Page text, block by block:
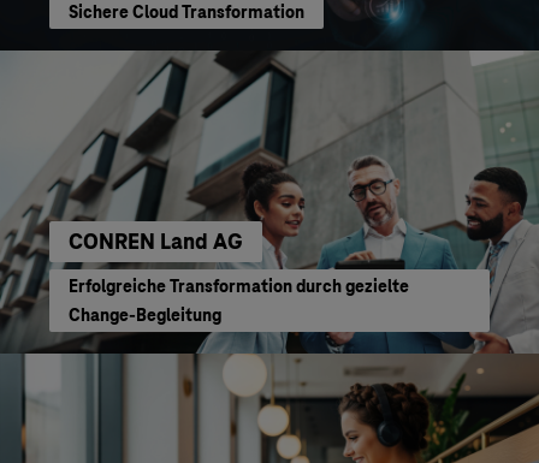
Sichere Cloud Transformation
CONREN Land AG
Erfolgreiche Transformation durch gezielte
Change-Begleitung